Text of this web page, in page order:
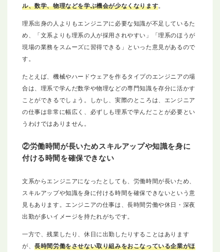
ル、数学、物理などを学ぶ機会が少なくなります。
理系出身の人よりもエンジニアに必要な知識が不足しているた
め、「文系よりも理系の人が採用されやすい」「理系のほうが
現場の業務をスムーズに習得できる」といった意見があるので
す。
たとえば、機械やハードウェアを作るタイプのエンジニアの場
合は、理系で学んだ数学や物理などの専門知識を存分に活かす
ことができるでしょう。しかし、実際のところは、エンジニア
の仕事は非常に幅広く、必ずしも理系で学んだことが必要とい
うわけではありません。
②労働時間が長いためスキルアップや知識を身に
付ける時間を確保できない
文系からエンジニアになったとしても、労働時間が長いため、
スキルアップや知識を身に付ける時間を確保できないという意
見もあります。エンジニアの仕事は、長時間労働や休日・深夜
出勤が多いイメージを持たれがちです。
一方で、残業したり、休日に出勤したりすることはあります
が、長時間労働をさせない取り組みをおこなっている企業がほ